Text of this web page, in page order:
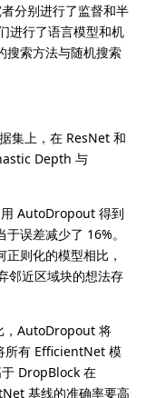
分别进行了监督和半
进行了语言模型和机
搜索方法与随机搜索
集上，在 ResNet 和
Depth 与
AutoDropout 得到
误差减少了 16%。
则化的模型相比，
邻近区域块的想法存
，AutoDropout 将
所有 EfficientNet 模
DropBlock 在
基线的准确率要高